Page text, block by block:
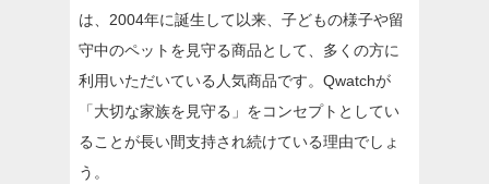
は、2004年に誕生して以来、子どもの様子や留
守中のペットを見守る商品として、多くの方に
利用いただいている人気商品です。Qwatchが
「大切な家族を見守る」をコンセプトとしてい
ることが長い間支持され続けている理由でしょ
う。